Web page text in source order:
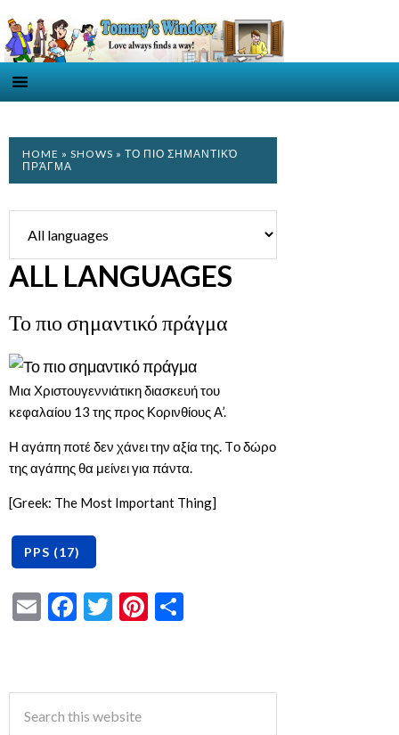
HOME » SHOWS » ΤΟ ΠΙΟ ΣΗΜΑΝΤΙΚΌ
ΠΡΆΓΜΑ
ALL LANGUAGES
Το πιο σημαντικό πράγμα
Μια Χριστουγεννιάτικη διασκευή του
κεφαλαίου 13 της προς Κορινθίους Α’.
Η αγάπη ποτέ δεν χάνει την αξία της. Tο δώρο
της αγάπης θα μείνει για πάντα.
[Greek: The Most Important Thing]
EmailFacebook
TwitterPinterest